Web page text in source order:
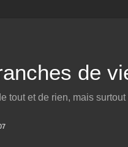
de
tout et de rien, mais surtout